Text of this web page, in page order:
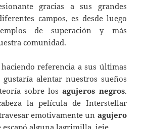
gracias a sus grandes
campos, es desde luego
de superación y más
comunidad.
referencia a sus últimas
gustaría alentar nuestros sueños
sobre losagujeros negros.
la película de Interstellar
emotivamente un agujero
escapó alguna lagrimilla, jeje.